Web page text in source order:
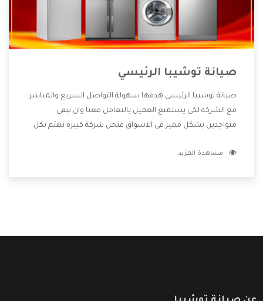
صيانة توشيبا الرئيسي
صيانة توشيبا الرئيسي هدفها سهولة التواصل السريع والمباشر
مع الشركة لكى يستمتع العميل بالتعامل معنا وان نبقى
متواجدين بشكل مميز فى الاسواق فنحن شركة كبيرة نهتم بكل
الشركة بها والتى تكون منها خدمة الصيانة التى تكون من أهم
مشاهدة المزيد